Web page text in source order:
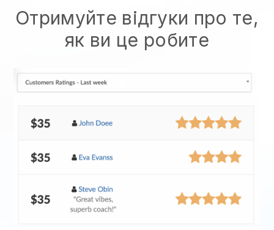
Отримуйте відгуки про те,
як ви це робите